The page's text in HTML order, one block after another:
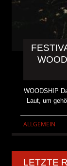
WOODSHIP
Laut, um
ALLGEMEIN
LETZTE